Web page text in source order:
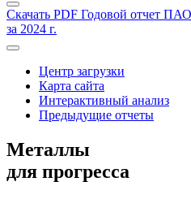
Скачать PDF Годовой отчет
за 2024 г.
Центр загрузки
Карта сайта
Интерактивный анализ
Предыдущие отчеты
Металлы
для прогресса